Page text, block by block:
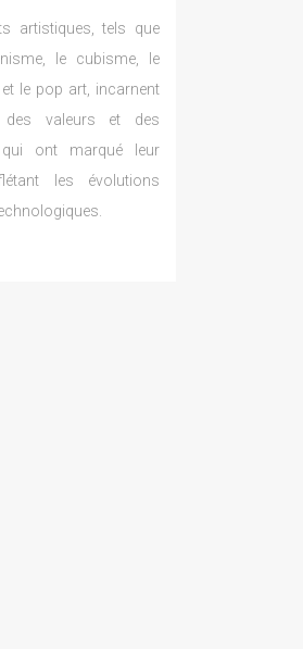
artistiques, tels que
le cubisme, le
le pop art, incarnent
des valeurs et des
qui ont marqué leur
les évolutions